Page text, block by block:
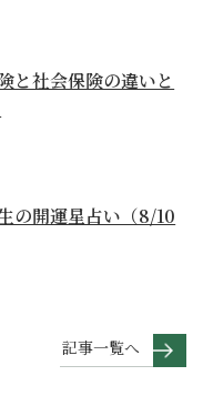
と社会保険の違いと
の開運星占い（8/10
記事一覧へ